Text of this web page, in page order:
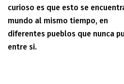
curioso es que esto se
mundo al mismo tiempo, en
diferentes pueblos que nunca
entre si.